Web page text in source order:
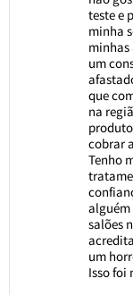
teste e
minha
minhas
um
que
na
cobrar
Tenho
alguém
salões
um
Isso foi